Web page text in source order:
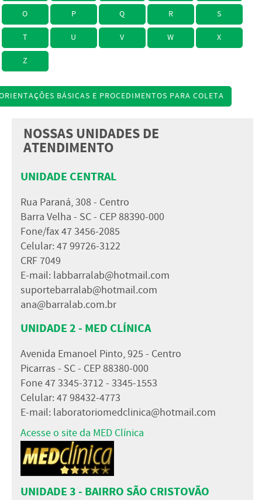
O P Q R S
T U V W X
Z
BÁSICAS E PROCEDIMENTOS PARA COLETA
NOSSAS UNIDADES DE
ATENDIMENTO
UNIDADE CENTRAL
Rua Paraná, 308 - Centro
Barra Velha - SC - CEP 88390-000
Fone/fax 47 3456-2085
Celular: 47 99726-3122
CRF 7049
E-mail: labbarralab@hotmail.com
suportebarralab@hotmail.com
ana@barralab.com.br
UNIDADE 2 - MED CLÍNICA
Avenida Emanoel Pinto, 925 - Centro
Picarras - SC - CEP 88380-000
Fone 47 3345-3712 - 3345-1553
Celular: 47 98432-4773
E-mail: laboratoriomedclinica@hotmail.com
Acesse o site da MED Clínica
UNIDADE 3 - BAIRRO SÃO CRISTOVÃO